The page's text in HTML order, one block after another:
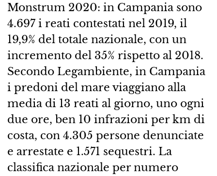
Monstrum 2020: in Campania sono
4.697 i reati contestati nel 2019, il
19,9% del totale nazionale, con un
incremento del 35% rispetto al 2018.
Secondo Legambiente, in Campania
i predoni del mare viaggiano alla
media di 13 reati al giorno, uno ogni
due ore, ben 10 infrazioni per km di
costa, con 4.305 persone denunciate
e arrestate e 1.571 sequestri. La
classifica nazionale per numero